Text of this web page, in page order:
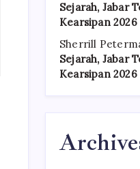
Sejarah, Jabar
Kearsipan 2026
Sherrill
Sejarah, Jabar
Kearsipan 2026